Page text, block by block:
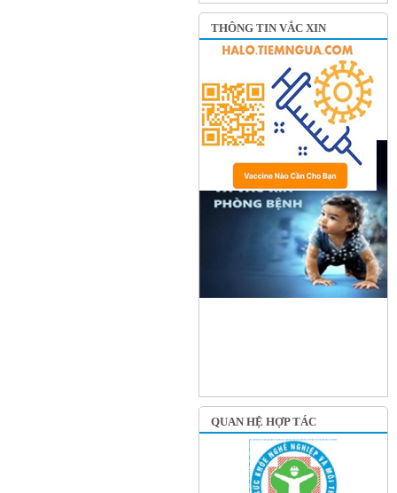
THÔNG TIN VẮC XIN
QUAN HỆ HỢP TÁC